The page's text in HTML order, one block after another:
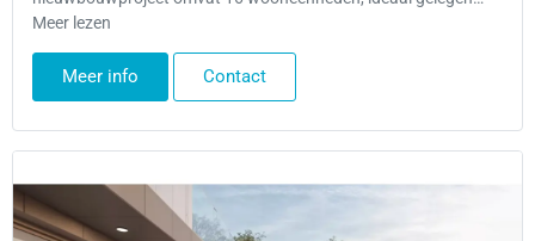
Meer lezen
Meer info Contact